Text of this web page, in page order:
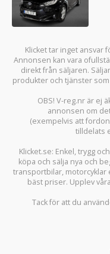
Klicket tar inget ansvar
Annonsen kan vara
direkt från säljaren.
produkter och tjänster
OBS! V-reg.nr är ej
annonsen om
(exempelvis att
tilldelats
Klicket.se: Enkel, trygg
köpa och sälja nya och
transportbilar, motorcyklar
bäst priser. Upplev
Tack för att du